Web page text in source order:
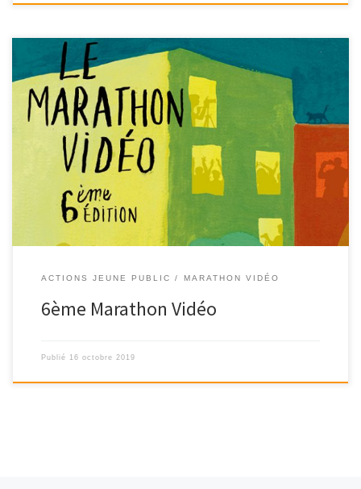
RÉALISER UN FILM DE 3 MINUTES EN 2 JOURS, SUR UN THÈME
IMPOSÉ ! Les […]
ACTIONS JEUNE PUBLIC MARATHON VIDÉO
6ème Marathon Vidéo
Publié 16 octobre 2019